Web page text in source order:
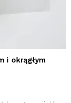
i okrągłym